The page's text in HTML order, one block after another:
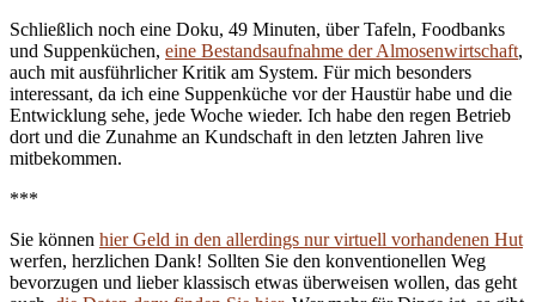
Schließlich noch eine Doku, 49 Minuten, über Tafeln, Foodbanks
und Suppenküchen, eine Bestandsaufnahme der Almosenwirtschaft,
auch mit ausführlicher Kritik am System. Für mich besonders
interessant, da ich eine Suppenküche vor der Haustür habe und die
Entwicklung sehe, jede Woche wieder. Ich habe den regen Betrieb
dort und die Zunahme an Kundschaft in den letzten Jahren live
mitbekommen.
***
Sie können hier Geld in den allerdings nur virtuell vorhandenen Hut
werfen, herzlichen Dank! Sollten Sie den konventionellen Weg
bevorzugen und lieber klassisch etwas überweisen wollen, das geht